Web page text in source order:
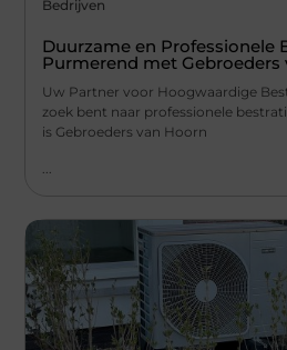
Bedrijven
Duurzame en Professionele
Purmerend met Gebroeders
Uw Partner voor Hoogwaardige
zoek bent naar professionele
is Gebroeders van Hoorn